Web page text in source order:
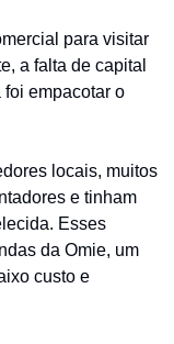
para visitar
a falta de capital
empacotar o
locais, muitos
e tinham
Esses
da Omie, um
custo e